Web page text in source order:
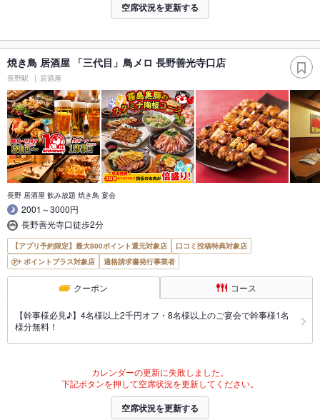
空席状況を更新する
焼き鳥 居酒屋 「三代目」鳥メロ 長野善光寺口店
長野駅 居酒屋
長野 居酒屋 飲み放題 焼き鳥 宴会
2001～3000円
長野善光寺口徒歩2分
【アプリ予約限定】最大800ポイント還元対象店
口コミ投稿特典対象店
ポイントプラス対象店
適格請求書発行事業者
クーポン コース
【幹事様必見♪】4名様以上2千円オフ・8名様以上のご宴会で幹事様1名
様分無料！
カレンダーの更新に失敗しました。
下記ボタンを押して空席状況を更新してください。
空席状況を更新する